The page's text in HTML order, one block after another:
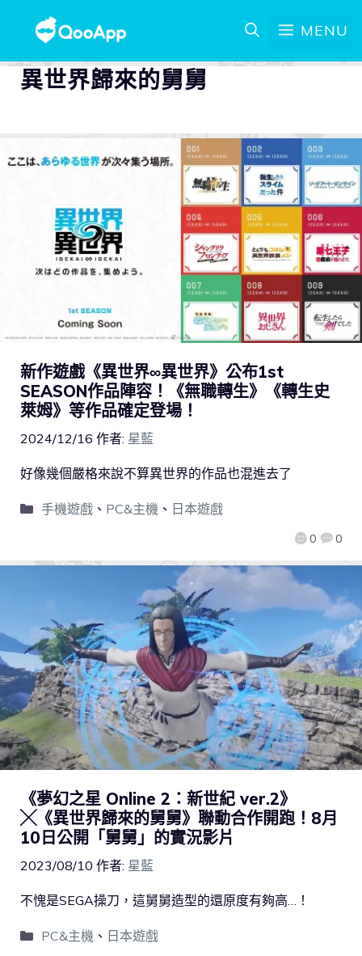
MENU
異世界歸來的舅舅
新作遊戲《異世界∞異世界》公布1st
SEASON作品陣容！《無職轉生》《轉生史
萊姆》等作品確定登場！
2024/12/16 作者: 星藍
0 0
好像幾個嚴格來說不算異世界的作品也混進去了
手機遊戲、 PC&主機、 日本遊戲
《夢幻之星 Online 2：新世紀 ver.2》
╳《異世界歸來的舅舅》聯動合作開跑！8月
10日公開「舅舅」的實況影片
2023/08/10 作者: 星藍
不愧是SEGA操刀，這舅舅造型的還原度有夠高…！
PC&主機、 日本遊戲